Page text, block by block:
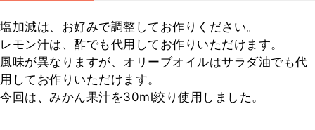
塩加減は、お好みで調整してお作りください。
レモン汁は、酢でも代用してお作りいただけます。
風味が異なりますが、オリーブオイルはサラダ油でも代
用してお作りいただけます。
今回は、みかん果汁を30ml絞り使用しました。